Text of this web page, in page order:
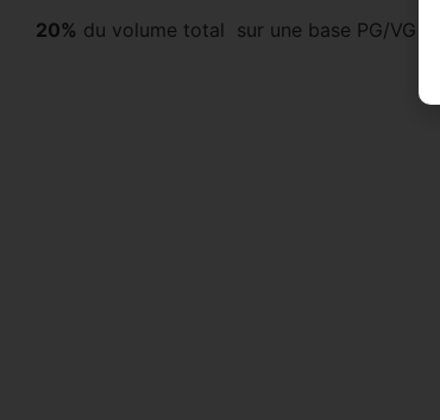
20% du volume total sur une base PG/VG de